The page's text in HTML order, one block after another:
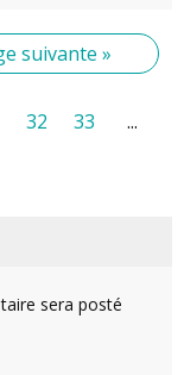
suivante »
32 33
...
sera posté